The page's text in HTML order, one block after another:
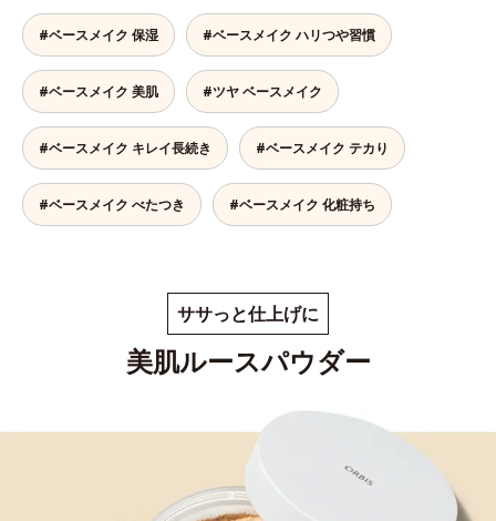
#ベースメイク 保湿 #ベースメイク ハリつや習慣
#ベースメイク 美肌 #ツヤ ベースメイク
#ベースメイク キレイ長続き #ベースメイク テカり
#ベースメイク べたつき #ベースメイク 化粧持ち
ササっと仕上げに
美肌ルースパウダー